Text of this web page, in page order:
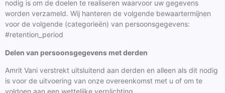
nodig is om de doelen te realiseren waarvoor uw gegevens
worden verzameld. Wij hanteren de volgende bewaartermijnen
voor de volgende (categorieën) van persoonsgegevens:
#retention_period
Delen van persoonsgegevens met derden
Amrit Vani verstrekt uitsluitend aan derden en alleen als dit nodig
is voor de uitvoering van onze overeenkomst met u of om te